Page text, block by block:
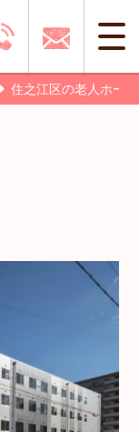
住之江区の老人ホー